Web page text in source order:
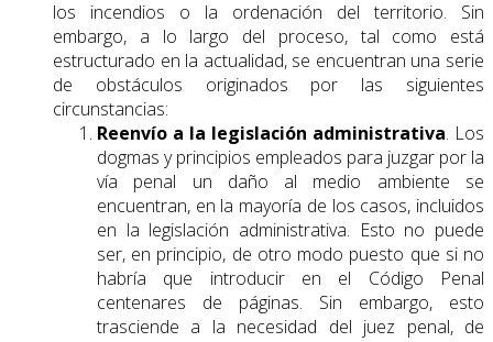
los incendios o la ordenación del territorio. Sin
embargo, a lo largo del proceso, tal como está
estructurado en la actualidad, se encuentran una serie
de obstáculos originados por las siguientes
circunstancias:
Reenvío a la legislación administrativa. Los
dogmas y principios empleados para juzgar por la
vía penal un daño al medio ambiente se
encuentran, en la mayoría de los casos, incluidos
en la legislación administrativa. Esto no puede
ser, en principio, de otro modo puesto que si no
habría que introducir en el Código Penal
centenares de páginas. Sin embargo, esto
trasciende a la necesidad del juez penal, de